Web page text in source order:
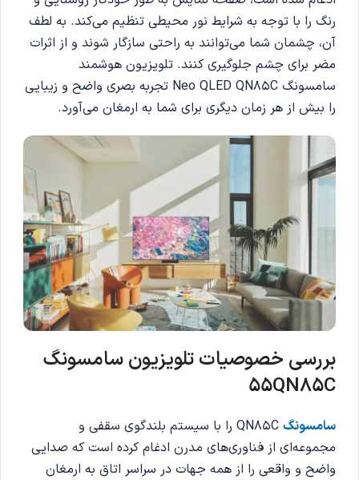
رنگ را با توجه به شرایط نور محیطی تنظیم می‌کند. به لطف
آن، چشمان شما می‌توانند به راحتی سازگار شوند و از اثرات
مضر برای چشم جلوگیری کنند. تلویزیون هوشمند
سامسونگ Neo QLED QN85C تجربه بصری واضح و زیبایی
را بیش از هر زمان دیگری برای شما به ارمغان می‌آورد.
بررسی خصوصیات تلویزیون سامسونگ
55QN85C
سامسونگ
QN85C را با سیستم بلندگوی سقفی و
مجموعه‌ای از فناوری‌های مدرن ادغام کرده است که صدایی
واضح و واقعی را از همه جهات در سراسر اتاق به ارمغان